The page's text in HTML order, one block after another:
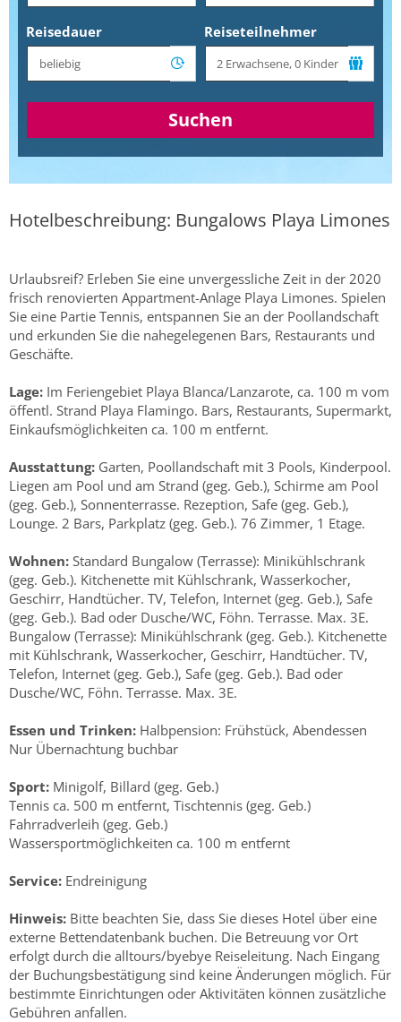
Reisedauer Reiseteilnehmer
Suchen
Hotelbeschreibung: Bungalows Playa Limones
Urlaubsreif? Erleben Sie eine unvergessliche Zeit in der 2020
frisch renovierten Appartment-Anlage Playa Limones. Spielen
Sie eine Partie Tennis, entspannen Sie an der Poollandschaft
und erkunden Sie die nahegelegenen Bars, Restaurants und
Geschäfte.
Lage: Im Feriengebiet Playa Blanca/Lanzarote, ca. 100 m vom
öffentl. Strand Playa Flamingo. Bars, Restaurants, Supermarkt,
Einkaufsmöglichkeiten ca. 100 m entfernt.
Ausstattung: Garten, Poollandschaft mit 3 Pools, Kinderpool.
Liegen am Pool und am Strand (geg. Geb.), Schirme am Pool
(geg. Geb.), Sonnenterrasse. Rezeption, Safe (geg. Geb.),
Lounge. 2 Bars, Parkplatz (geg. Geb.). 76 Zimmer, 1 Etage.
Wohnen: Standard Bungalow (Terrasse): Minikühlschrank
(geg. Geb.). Kitchenette mit Kühlschrank, Wasserkocher,
Geschirr, Handtücher. TV, Telefon, Internet (geg. Geb.), Safe
(geg. Geb.). Bad oder Dusche/WC, Föhn. Terrasse. Max. 3E.
Bungalow (Terrasse): Minikühlschrank (geg. Geb.). Kitchenette
mit Kühlschrank, Wasserkocher, Geschirr, Handtücher. TV,
Telefon, Internet (geg. Geb.), Safe (geg. Geb.). Bad oder
Dusche/WC, Föhn. Terrasse. Max. 3E.
Essen und Trinken: Halbpension: Frühstück, Abendessen
Nur Übernachtung buchbar
Sport: Minigolf, Billard (geg. Geb.)
Tennis ca. 500 m entfernt, Tischtennis (geg. Geb.)
Fahrradverleih (geg. Geb.)
Wassersportmöglichkeiten ca. 100 m entfernt
Service: Endreinigung
Hinweis: Bitte beachten Sie, dass Sie dieses Hotel über eine
externe Bettendatenbank buchen. Die Betreuung vor Ort
erfolgt durch die alltours/byebye Reiseleitung. Nach Eingang
der Buchungsbestätigung sind keine Änderungen möglich. Für
bestimmte Einrichtungen oder Aktivitäten können zusätzliche
Gebühren anfallen.